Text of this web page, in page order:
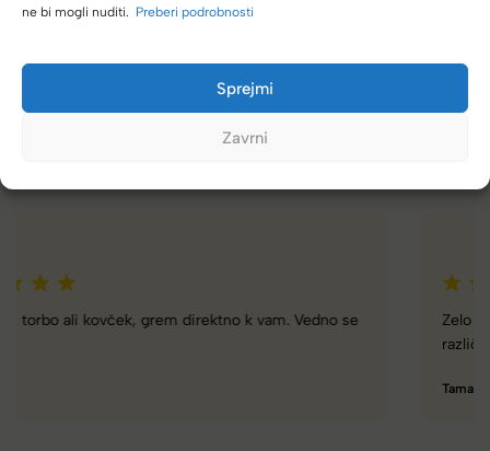
ne bi mogli nuditi. Preberi podrobnosti
Sprejmi
Zavrni (4,8/5)
Kupci nas hvalijo zaradi hitre dostave, poštenih cen in velike
Zelo dobra trgovina za torbe in kovčke, z veliko izbire,